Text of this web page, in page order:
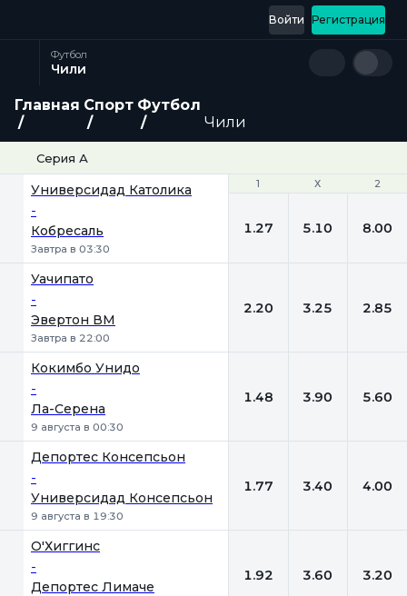
Регистрация
Войти
Футбол
Чили
Главная Спорт Футбол
Чили
Серия А
1 Х 2
Универсидад Католика
-
Кобресаль
Завтра в 03:30
1 Х 2
1.27 5.10 8.00
Уачипато
-
Эвертон ВМ
Завтра в 22:00
2.20 3.25 2.85
Кокимбо Унидо
-
Ла-Серена
9 августа в 00:30
1.48 3.90 5.60
Депортес Консепсьон
-
Универсидад Консепсьон
9 августа в 19:30
1.77 3.40 4.00
О'Хиггинс
-
Депортес Лимаче
1.92 3.60 3.20